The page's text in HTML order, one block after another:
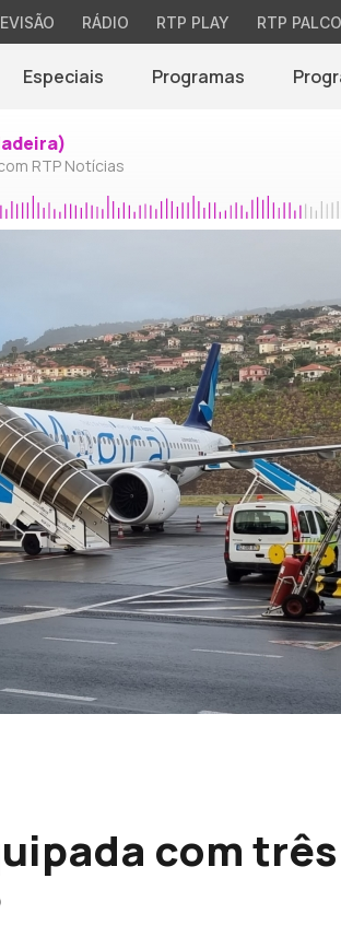
RÁDIO RTP PLAY RTP PALCO
Especiais Programas
RTP Notícias
com três